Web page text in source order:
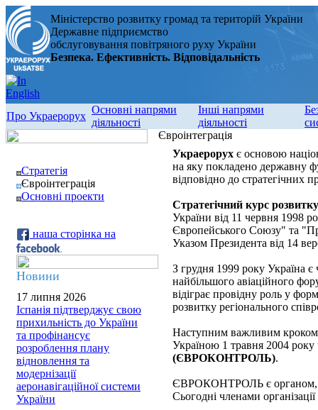
Міністерство розвитку громад та територій України
Державне підприємство
обслуговування повітряного руху України
Безпека. Ефективність. Відповідальність
Про Украерорух
Основні напрями
діяльності
Інші напрями
діяльності
Стратегія
Євроінтеграція
Основні проекти
наша сторінка на
Новини
17 липня 2026
Іспанія підтверджує свою
прихильність до України
та профінансує
розроблення плану
відновлення та
модернізації
аеронавігаційної системи
України
Євроінтеграція
Украерорух є основою
на яку покладено державну
відповідно до стратегічних
Стратегічний курс
України від 11 червня 1998
Європейського Союзу" та
Указом Президента від 14
З грудня 1999 року Україна
найбільшого авіаційного
відіграє провідну роль у
розвитку регіонального
Наступним важливим кроком
Україною 1 травня 2004
(ЄВРОКОНТРОЛЬ).
ЄВРОКОНТРОЛЬ є органом,
Сьогодні членами